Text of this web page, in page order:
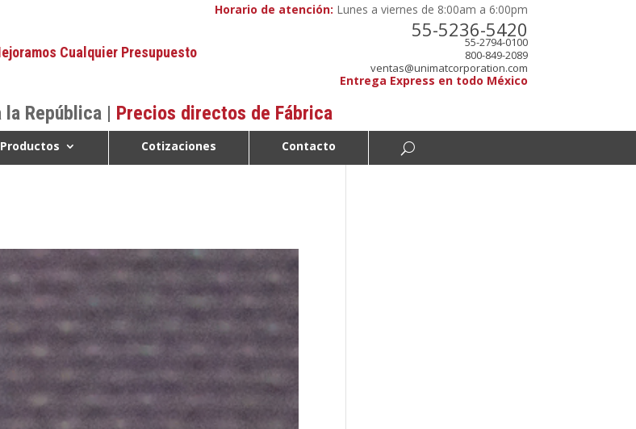
Horario de atención: Lunes a viernes de 8:00am a 6:00pm
Cualquier Presupuesto
55-5236-5420
55-2794-0100
800-849-2089
ventas@unimatcorporation.com
Entrega Express en todo México
República | Precios directos de Fábrica
Productos Cotizaciones Contacto